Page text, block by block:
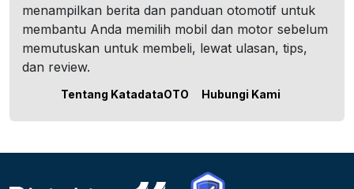
menampilkan berita dan panduan otomotif untuk
membantu Anda memilih mobil dan motor sebelum
memutuskan untuk membeli, lewat ulasan, tips,
dan review.
Tentang KatadataOTO Hubungi Kami